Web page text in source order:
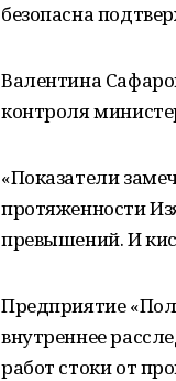
безопасна
Валентина
контроля
«Показатели
протяженности
превышений. И
Предприятие
внутреннее
работ стоки от